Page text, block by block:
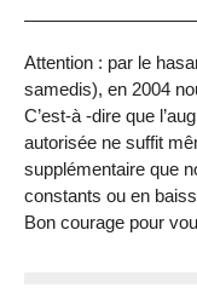
Attention : par le
samedis), en 2004
C’est-à -dire que
autorisée ne suffit
supplémentaire que
constants ou en
Bon courage pour